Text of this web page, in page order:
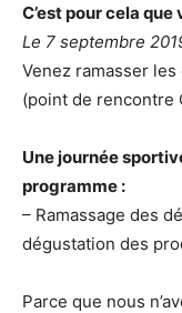
C’est pour cela
Le 7 septembre
Venez ramasser
(point de rencontre
Une journée
programme :
– Ramassage des
dégustation des
Parce que nous